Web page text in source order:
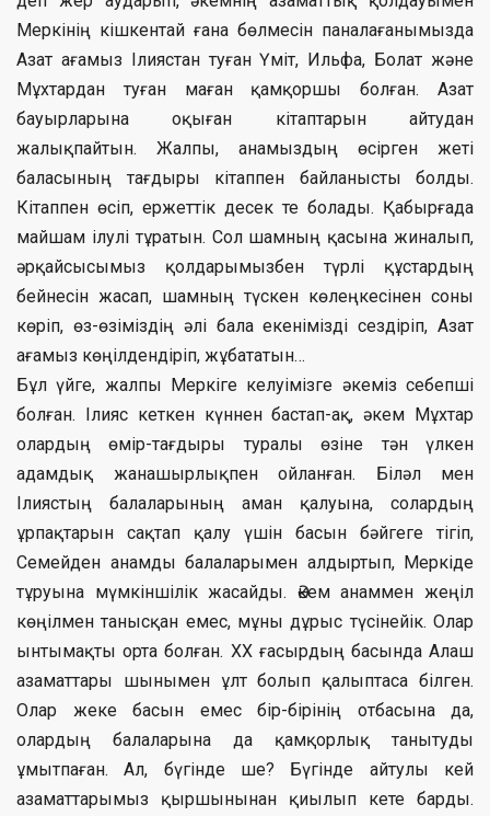
Меркінің кішкентай ғана бөлмесін паналағанымызда
Азат ағамыз Ілиястан туған Үміт, Ильфа, Болат және
Мұхтардан туған маған қамқоршы болған. Азат
бауырларына оқыған кітаптарын айтудан
жалықпайтын. Жалпы, анамыздың өсірген жеті
баласының тағдыры кітаппен байланысты болды.
Кітаппен өсіп, ержеттік десек те болады. Қабырғада
майшам ілулі тұратын. Сол шамның қасына жиналып,
әрқайсысымыз қолдарымызбен түрлі құстардың
бейнесін жасап, шамның түскен көлеңкесінен соны
көріп, өз-өзіміздің әлі бала екенімізді сездіріп, Азат
ағамыз көңілдендіріп, жұбататын…
Бұл үйге, жалпы Меркіге келуімізге әкеміз себепші
болған. Ілияс кеткен күннен бастап-ақ, әкем Мұхтар
олардың өмір-тағдыры туралы өзіне тән үлкен
адамдық жанашырлықпен ойланған. Біләл мен
Ілиястың балаларының аман қалуына, солардың
ұрпақтарын сақтап қалу үшін басын бәйгеге тігіп,
Семейден анамды балаларымен алдыртып, Меркіде
тұруына мүмкіншілік жасайды. Әкем анаммен жеңіл
көңілмен танысқан емес, мұны дұрыс түсінейік. Олар
ынтымақты орта болған. ХХ ғасырдың басында Алаш
азаматтары шынымен ұлт болып қалыптаса білген.
Олар жеке басын емес бір-бірінің отбасына да,
олардың балаларына да қамқорлық танытуды
ұмытпаған. Ал, бүгінде ше? Бүгінде айтулы кей
азаматтарымыз қыршынынан қиылып кете барды.